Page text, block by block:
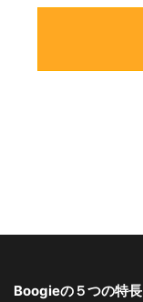
Boogieの５つの特長